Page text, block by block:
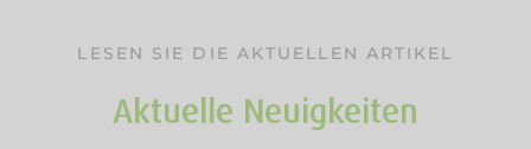
LESEN SIE DIE AKTUELLEN ARTIKEL
Aktuelle Neuigkeiten